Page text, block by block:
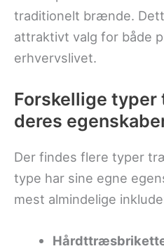
traditionelt brænde.
attraktivt valg for både
erhvervslivet.
Forskellige
deres
Der findes flere typer
type har sine egne
mest almindelige